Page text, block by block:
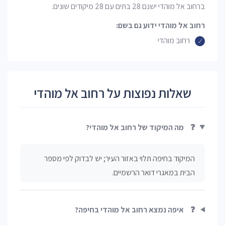
ברחוב אל מוהדי ישנם 28 בתים עם 28 מיקודים שונים.
רחוב אל מוהדי ידוע גם בשם:
רחוב מוהדי
שאלות נפוצות על רחוב אל מוהדי
❓ מה המיקוד של רחוב אל מוהדי?
המיקוד בחיפה תלוי באזור העיר; יש לבדוק לפי מספר
הבית במאגרי דואר הרשמיים.
❓ איפה נמצא רחוב אל מוהדי בחיפה?